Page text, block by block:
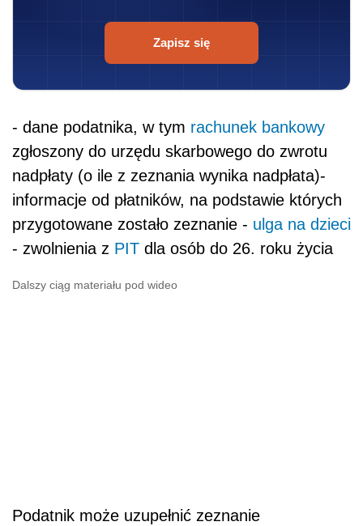
Zapisz się
- dane podatnika, w tym rachunek bankowy
zgłoszony do urzędu skarbowego do zwrotu
nadpłaty (o ile z zeznania wynika nadpłata)-
informacje od płatników, na podstawie których
przygotowane zostało zeznanie - ulga na dzieci
- zwolnienia z PIT dla osób do 26. roku życia
Dalszy ciąg materiału pod wideo
Podatnik może uzupełnić zeznanie